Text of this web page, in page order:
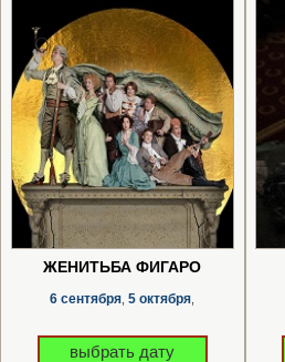
ЖЕНИТЬБА ФИГАРО
6 сентября 5 октября
выбрать дату